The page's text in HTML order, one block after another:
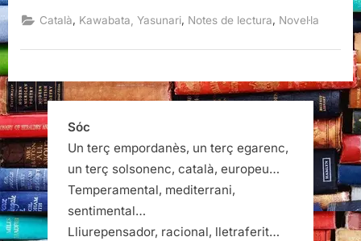
les
belles
Kawabata”
Català, Kawabata, Yasunari, Notes de lectura, Novel·la
Sóc
Un terç empordanès, un terç egarenc,
un terç solsonenc, català, europeu…
Temperamental, mediterrani,
sentimental…
Lliurepensador, racional, lletraferit…